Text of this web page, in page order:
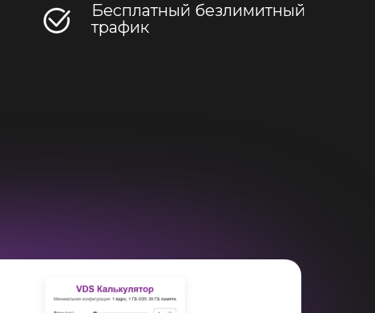
Бесплатный безлимитный
трафик